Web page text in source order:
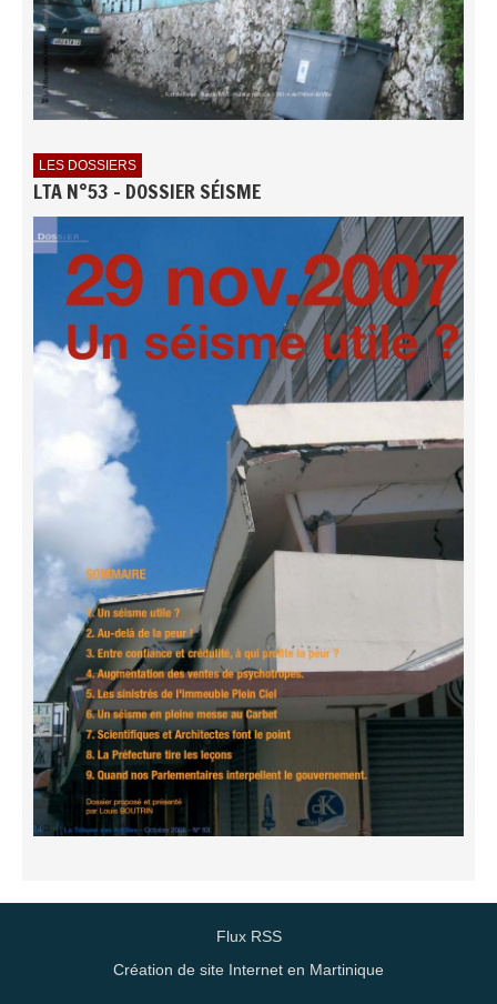
LES DOSSIERS
LTA N°53 - DOSSIER SÉISME
Flux RSS
Création de site Internet en Martinique